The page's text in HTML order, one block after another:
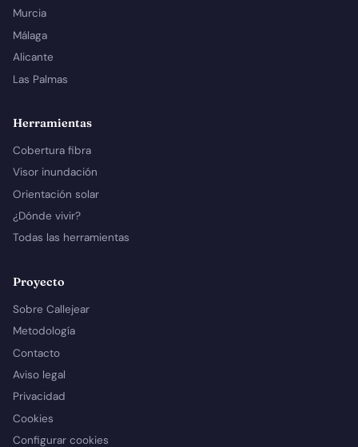
Murcia
Málaga
Alicante
Las Palmas
Herramientas
Cobertura fibra
Visor inundación
Orientación solar
¿Dónde vivir?
Todas las herramientas
Proyecto
Sobre Callejear
Metodología
Contacto
Aviso legal
Privacidad
Cookies
Configurar cookies